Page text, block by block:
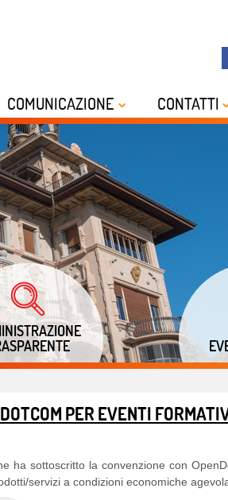
COMUNICAZIONE CONTATTI
PER EVENTI
ha sottoscritto la convenzione con
servizi a condizioni economiche